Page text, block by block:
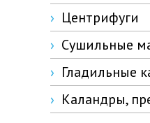
Центрифуги
Сушильные
Гладильные
Каландры,